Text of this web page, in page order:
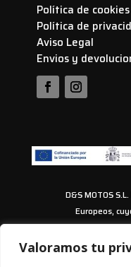
Valoramos tu
Política de cookies
Política de
Aviso Legal
Envios y
D&S MOTOS
Europeos,
competitividad
puesto en marcha
de impulsar el